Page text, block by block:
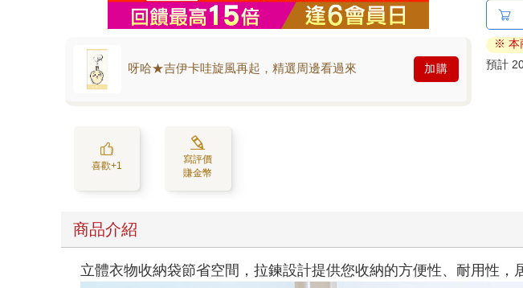
呀哈★吉伊卡哇旋風再起，精選周邊看過來 加購
喜歡+1
寫評價
賺金幣
※ 本
預計
商品介紹
立體衣物收納袋節省空間，拉鍊設計提供您收納的方便性、耐用性，